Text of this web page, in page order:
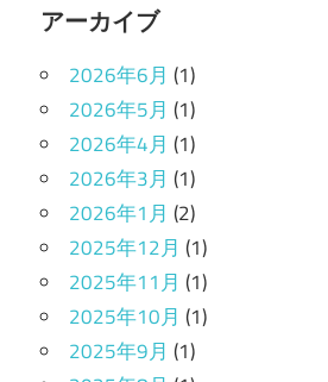
アーカイブ
2026年6月 (1)
2026年5月 (1)
2026年4月 (1)
2026年3月 (1)
2026年1月 (2)
2025年12月 (1)
2025年11月 (1)
2025年10月 (1)
2025年9月 (1)